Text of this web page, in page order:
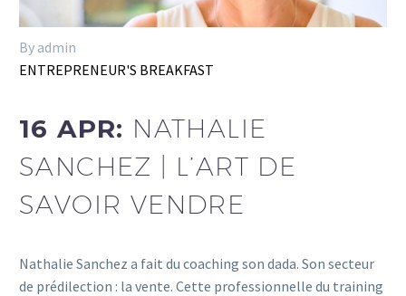
By admin
ENTREPRENEUR'S BREAKFAST
16 APR: NATHALIE
SANCHEZ | L’ART DE
SAVOIR VENDRE
Nathalie Sanchez a fait du coaching son dada. Son secteur
de prédilection : la vente. Cette professionnelle du training